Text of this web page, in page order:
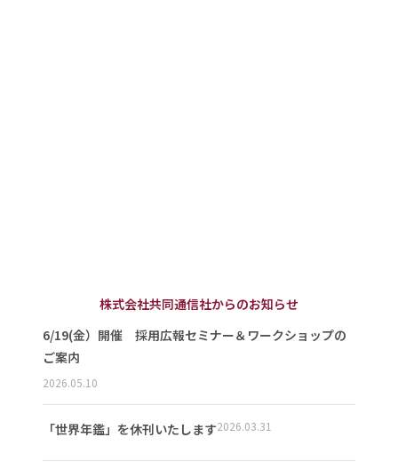
株式会社共同通信社からのお知らせ
6/19(金）開催 採用広報セミナー＆ワークショップの
ご案内
2026.05.10
「世界年鑑」を休刊いたします2026.03.31